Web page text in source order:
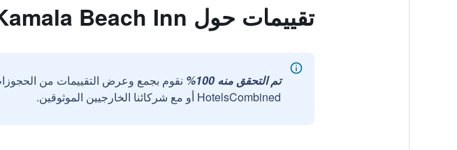
تقييمات حول Kamala Beach Inn
تم التحقق منه 100%
نقوم بجمع وعرض التقييمات من
HotelsCombined أو مع شركائنا الخارجيين الموثوقين.